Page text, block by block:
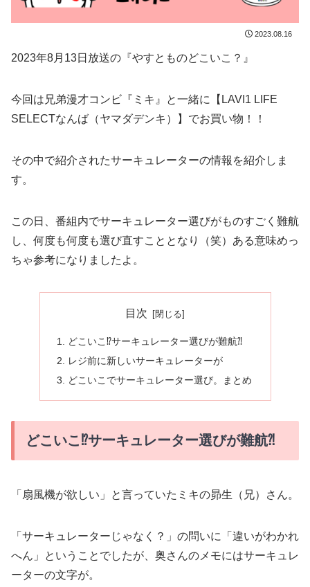
2023.08.16
2023年8月13日放送の『やすとものどこいこ？』
今回は兄弟漫才コンビ『ミキ』と一緒に【LAVI1 LIFE
SELECTなんば（ヤマダデンキ）】でお買い物！！
その中で紹介されたサーキュレーターの情報を紹介しま
す。
この日、番組内でサーキュレーター選びがものすごく難航
し、何度も何度も選び直すこととなり（笑）ある意味めっ
ちゃ参考になりましたよ。
目次
どこいこ⁉︎サーキュレーター選びが難航⁈
レジ前に新しいサーキュレーターが
どこいこでサーキュレーター選び。まとめ
どこいこ⁉︎サーキュレーター選びが難航⁈
「扇風機が欲しい」と言っていたミキの昴生（兄）さん。
「サーキュレーターじゃなく？」の問いに「違いがわかれ
へん」ということでしたが、奥さんのメモにはサーキュレ
ーターの文字が。